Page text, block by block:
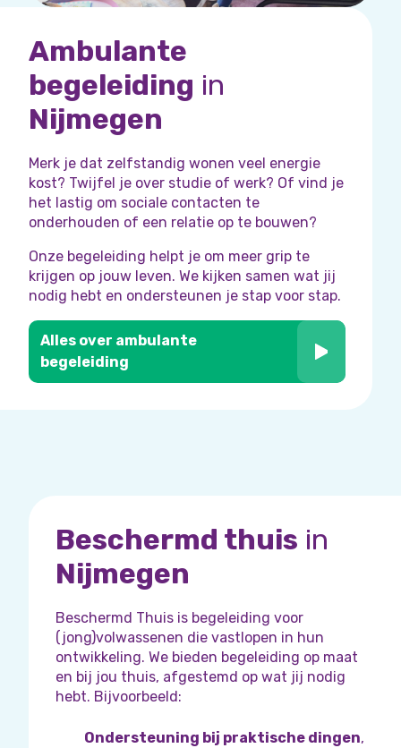
Ambulante
begeleiding in
Nijmegen
Merk je dat zelfstandig wonen veel energie
kost? Twijfel je over studie of werk? Of vind je
het lastig om sociale contacten te
onderhouden of een relatie op te bouwen?
Onze begeleiding helpt je om meer grip te
krijgen op jouw leven. We kijken samen wat jij
nodig hebt en ondersteunen je stap voor stap.
Alles over ambulante
begeleiding
Beschermd thuis in
Nijmegen
Beschermd Thuis is begeleiding voor
(jong)volwassenen die vastlopen in hun
ontwikkeling. We bieden begeleiding op maat
en bij jou thuis, afgestemd op wat jij nodig
hebt. Bijvoorbeeld:
Ondersteuning bij praktische dingen,